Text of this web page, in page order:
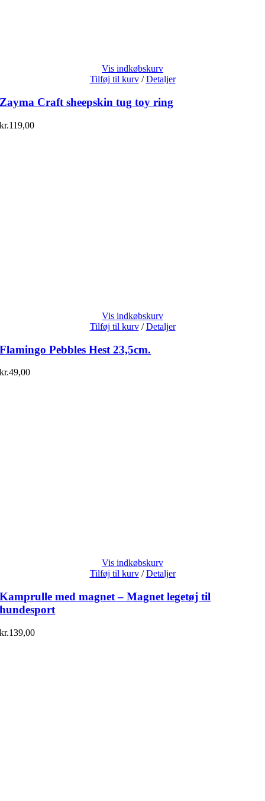
Vis indkøbskurv
Tilføj til kurv / Detaljer
Zayma Craft sheepskin tug toy ring
kr.119,00
Vis indkøbskurv
Tilføj til kurv / Detaljer
Flamingo Pebbles Hest 23,5cm.
kr.49,00
Vis indkøbskurv
Tilføj til kurv / Detaljer
Kamprulle med magnet – Magnet legetøj til
hundesport
kr.139,00